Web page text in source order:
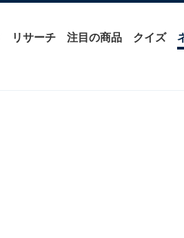
リサーチ 注目の商品 クイズ